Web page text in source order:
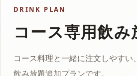
DRINK PLAN
コース専用飲み
コース料理と一緒に注文しやすい
飲み放題追加プランです。